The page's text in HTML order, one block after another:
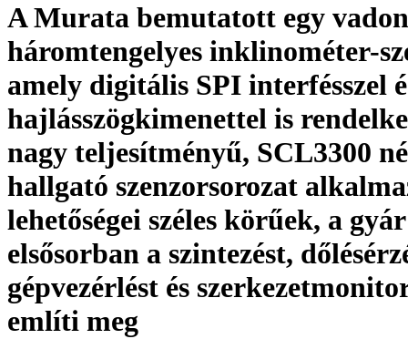
A Murata bemutatott egy
háromtengelyes inklinométer-
amely digitális SPI interfésszel
hajlásszögkimenettel is
nagy teljesítményű, SCL3300
hallgató szenzorsorozat
lehetőségei széles körűek, a gyár
elsősorban a szintezést,
gépvezérlést és
említi meg